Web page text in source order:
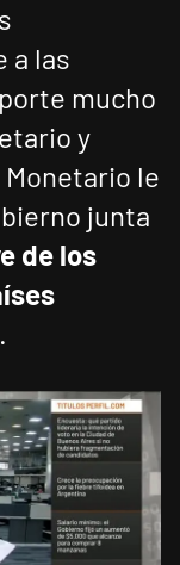
a las
mucho
y
le
junta
de los